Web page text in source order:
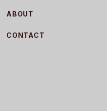
ABOUT
CONTACT